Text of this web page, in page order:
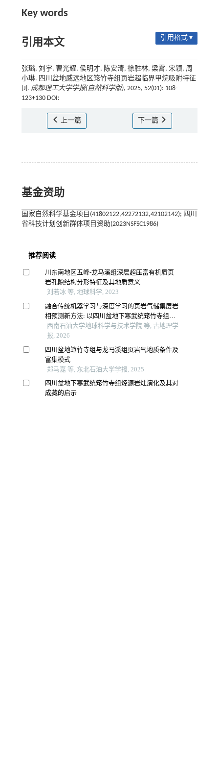
Key words
引用本文 引用格式 ▾
张璐, 刘宇, 曹光耀, 侯明才, 陈安清, 徐胜林, 梁霄, 宋颖, 周
小琳. 四川盆地威远地区筇竹寺组页岩超临界甲烷吸附特征
[J]. 成都理工大学学报(自然科学版), 2025, 52(01): 108-
123+130 DOI:
上一篇 下一篇
基金资助
国家自然科学基金项目(41802122,42272132,42102142); 四川
省科技计划创新群体项目资助(2023NSFSC1986)